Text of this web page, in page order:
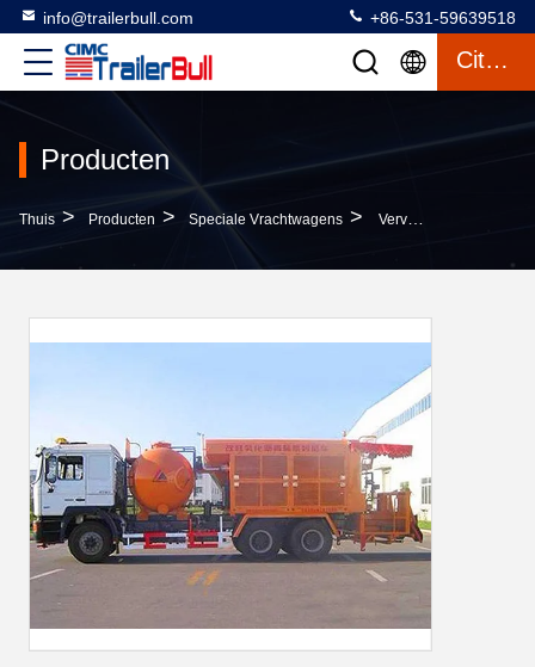
info@trailerbull.com +86-531-59639518
Citaat
Producten
Thuis > Producten > Speciale Vrachtwagens > Vervaardiging Van Wegsplaten Voor Speciale Doeleinden